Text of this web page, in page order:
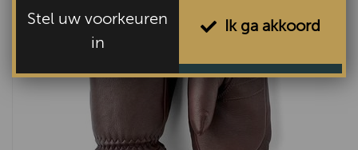
Stel uw voorkeuren
in
Ik ga akkoord